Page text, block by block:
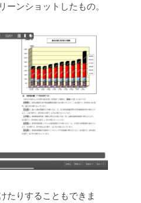
ーンショットしたもの。
たりすることもできま